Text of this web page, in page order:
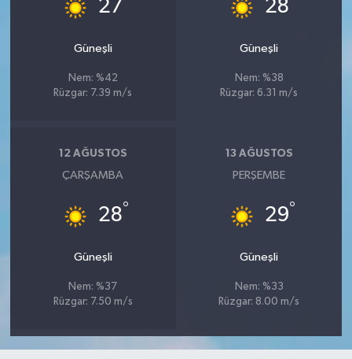
27
Güneşli
Nem: %42
Rüzgar: 7.39 m/s
28
Güneşli
Nem: %38
Rüzgar: 6.31 m/s
12 AĞUSTOS
ÇARŞAMBA
28°
Güneşli
Nem: %37
Rüzgar: 7.50 m/s
13 AĞUSTOS
PERŞEMBE
29°
Güneşli
Nem: %33
Rüzgar: 8.00 m/s